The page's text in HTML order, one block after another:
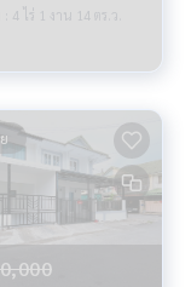
4 ไร่ 1 งาน 14 ตร.ว.